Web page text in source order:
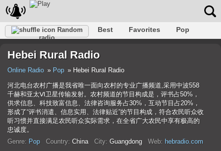
Random
radio
Best Favorites
Pop
Hip-Hop
Trance Folk
Hebei Rural Radio
Online Radio Pop Hebei Rural Radio
河北电台农村广播是我省唯一面向农村的专业广播频道,采用中波558
千赫和亚太Ⅵ卫星传输发射。农村频道的节目构成是，评书占50%，
供求信息、科技致富信息、法律咨询服务占30%，互动节目占20%，
形成了“评书消遣、信息实用、法律贴近”的节目构成，符合农民听众收
听习惯并直接满足农民听众实际需求，在全省广大农民中享有极高的
忠诚度。
Genre: Pop Country: China City: Guangdong Web: hebradio.com